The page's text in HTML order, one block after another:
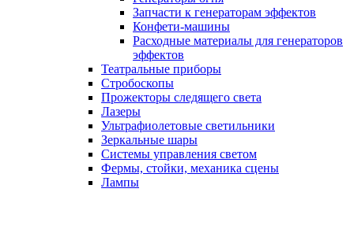
Запчасти к генераторам эффектов
Конфети-машины
Расходные материалы для генераторов
эффектов
Театральные приборы
Стробоскопы
Прожекторы следящего света
Лазеры
Ультрафиолетовые светильники
Зеркальные шары
Системы управления светом
Фермы, стойки, механика сцены
Лампы